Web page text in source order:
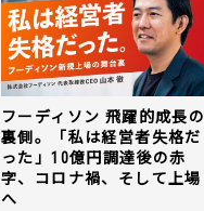
フーディソン 飛躍的成長の
裏側。「私は経営者失格だ
った」10億円調達後の赤
字、コロナ禍、そして上場
へ